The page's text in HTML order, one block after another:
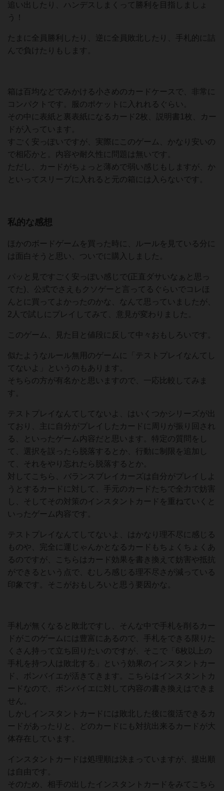
追い出したり、ハンデスしまくって勝利を目指しましょ
う！
たまに全員勝利したり、逆に全員敗北したり、手札的に詰
んで負けたりもします。
箱は百均などでみかける小さめのカードケースで、非常に
コンパクトです。服のポケットに入れれるぐらい。
その中に表紙と裏表紙になるカード2枚、説明書1枚、カー
ドが入っています。
すごく安っぽいですが、実際にこのゲーム、かなり安いの
で相応かと。内容や耐久性に問題は無いです。
ただし、カードがちょっと薄めで弱い感じもしますが、か
といってスリーブに入れると元の箱には入らないです。
私的な感想
ほかのボードゲームを買った時に、ルールを見ている分に
は面白そうと思い、ついでに購入しました。
パッと見ですごく安っぽい感じで(正直ダサいなぁと思っ
てた)、公式でさえもクソゲーと言ってるぐらいでコレほ
んとに買ってよかったのかな、なんて思っていましたが、
2人で試しにプレイしてみて、意見が変わりました。
このゲーム、見た目と値段に反して中々おもしろいです。
似たようなルール無用のゲームに「テストプレイなんてし
てないよ」というのもあります。
そちらの方が有名かと思いますので、一応比較してみま
す。
テストプレイなんてしてないよ、はいくつかシリーズが出
ており、主に自分がプレイしたカードに周りが振り回され
る、といったゲーム内容だと思います。特定の質問をし
て、選択を誤ったら脱落するとか、行動に制限を追加し
て、それをやり忘れたら脱落するとか。
対してこちら、バランスブレイカーズは自分がプレイしよ
うとするカードに対して、手元のカードたちで全力で妨害
し、そしてその対策のインスタントカードを重ねていくと
いったゲーム内容です。
テストプレイなんてしてないよ、はかなり理不尽に感じる
ものや、完全に運じゃんかとなるカードもちょくちょくあ
るのですが、こちらはカード効果を書き換えて妨害や抵抗
ができるという点で、むしろ感じる理不尽さが減っている
印象です。そこがおもしろいと思う要因かな。
手札が無くなると敗北ですし、そんな中で手札を削るカー
ドがこのゲームには豊富にあるので、手札をできる限りた
くさん持って立ち回りたいのですが、そこで「6枚以上の
手札を持つ人は敗北する」という効果のインスタントカー
ド、ボンバイエが活きてきます。こちらはインスタントカ
ードなので、ボンバイエに対して内容の書き換えはできま
せん。
しかしインスタントカードには敗北した後に復活できるカ
ードがあったりと、どのカードにも対抗出来るカードが大
体存在しています。
インスタントカードは処理順は決まっていますが、提出順
は自由です。
そのため、相手の出したインスタントカードをみてこちら